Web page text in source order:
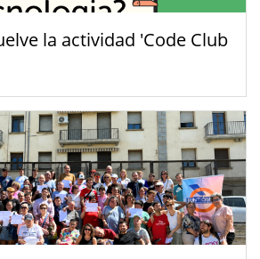
la actividad 'Code Club